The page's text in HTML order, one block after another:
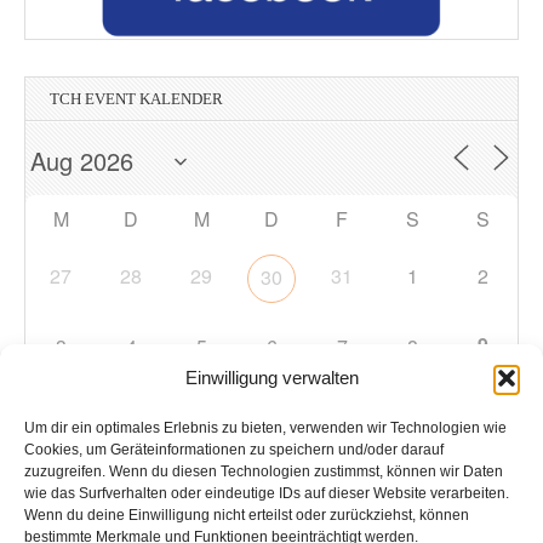
Einwilligung verwalten
Um dir ein optimales Erlebnis zu bieten, verwenden wir Technologien wie
Cookies, um Geräteinformationen zu speichern und/oder darauf
zuzugreifen. Wenn du diesen Technologien zustimmst, können wir Daten
wie das Surfverhalten oder eindeutige IDs auf dieser Website verarbeiten.
Wenn du deine Einwilligung nicht erteilst oder zurückziehst, können
bestimmte Merkmale und Funktionen beeinträchtigt werden.
TCH EVENT KALENDER
M D M D F S S
27 28 29 30 31 1 2
3 4 5 6 7 8 9
10 11 12 13 14 15
17 18 19 20 21 22 23